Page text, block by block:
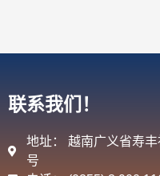
联系我们！
地址： 越南广义省寿
号